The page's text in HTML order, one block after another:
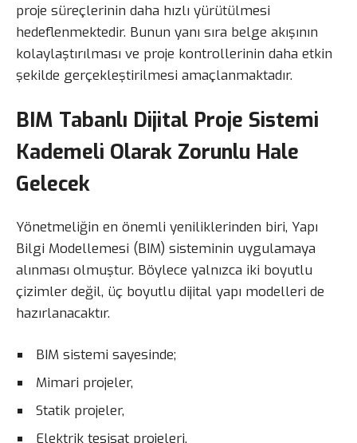
proje süreçlerinin daha hızlı yürütülmesi
hedeflenmektedir. Bunun yanı sıra belge akışının
kolaylaştırılması ve proje kontrollerinin daha etkin
şekilde gerçekleştirilmesi amaçlanmaktadır.
BIM Tabanlı Dijital Proje Sistemi
Kademeli Olarak Zorunlu Hale
Gelecek
Yönetmeliğin en önemli yeniliklerinden biri, Yapı
Bilgi Modellemesi (BIM) sisteminin uygulamaya
alınması olmuştur. Böylece yalnızca iki boyutlu
çizimler değil, üç boyutlu dijital yapı modelleri de
hazırlanacaktır.
BIM sistemi sayesinde;
Mimari projeler,
Statik projeler,
Elektrik tesisat projeleri,